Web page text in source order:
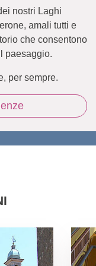
nostri Laghi
amali tutti e
che consentono
paesaggio.
per sempre.